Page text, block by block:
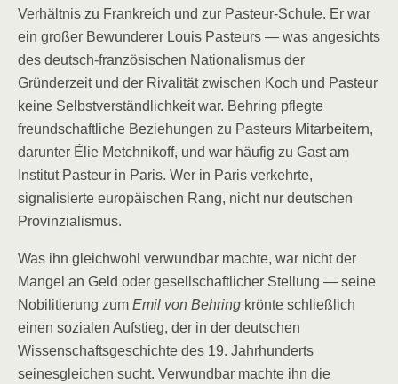
Verhältnis zu Frankreich und zur Pasteur-Schule. Er war
ein großer Bewunderer Louis Pasteurs — was angesichts
des deutsch-französischen Nationalismus der
Gründerzeit und der Rivalität zwischen Koch und Pasteur
keine Selbstverständlichkeit war. Behring pflegte
freundschaftliche Beziehungen zu Pasteurs Mitarbeitern,
darunter Élie Metchnikoff, und war häufig zu Gast am
Institut Pasteur in Paris. Wer in Paris verkehrte,
signalisierte europäischen Rang, nicht nur deutschen
Provinzialismus.
Was ihn gleichwohl verwundbar machte, war nicht der
Mangel an Geld oder gesellschaftlicher Stellung — seine
Nobilitierung zum Emil von Behring krönte schließlich
einen sozialen Aufstieg, der in der deutschen
Wissenschaftsgeschichte des 19. Jahrhunderts
seinesgleichen sucht. Verwundbar machte ihn die